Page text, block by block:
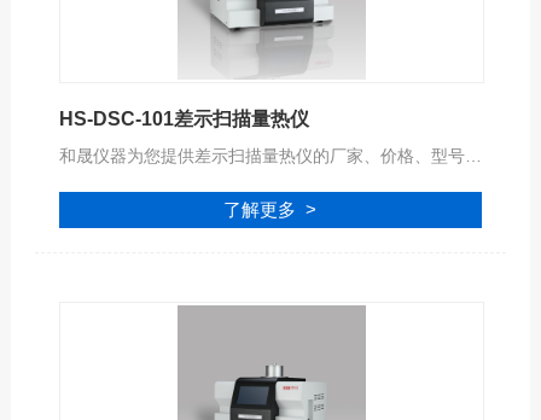
HS-DSC-101差示扫描量热仪
和晟仪器为您提供差示扫描量热仪的厂家、价格、型号、品牌、报价等参数信息，公司拥有专业的服务团队,为您提供完善的技术支持,是您值得信赖的合作伙伴。
了解更多 >